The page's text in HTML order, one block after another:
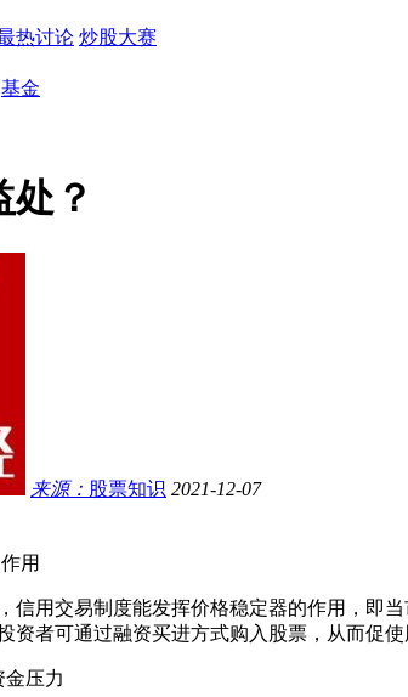
热讨论 炒股大赛
基金
？
来源： 股票知识 2021-12-07
用
用交易制度能发挥价格稳定器的作用，即当
资者可通过融资买进方式购入股票，从而促使
压力